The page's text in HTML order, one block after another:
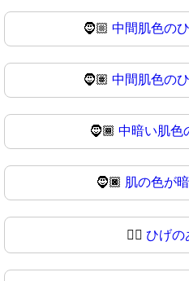
🧔🏼 中間肌色の
🧔🏽 中間肌色の
🧔🏾 中暗い肌色
🧔🏿 肌の色が
🧔‍♂️ ひげの